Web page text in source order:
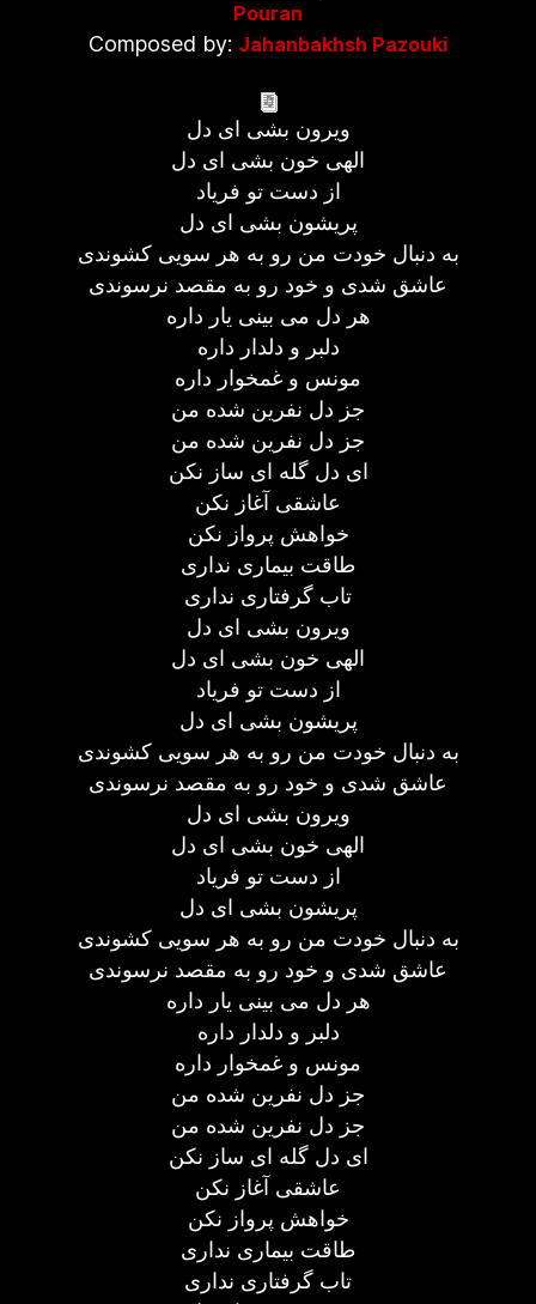
Pouran
Composed by: Jahanbakhsh Pazouki
ویرون بشی ای دل
الهی خون بشی ای دل
از دست تو فریاد
پریشون بشی ای دل
به دنبال خودت من رو به هر سویی کشوندی
عاشق شدی و خود رو به مقصد نرسوندی
هر دل می بینی یار داره
دلبر و دلدار داره
مونس و غمخوار داره
جز دل نفرین شده من
جز دل نفرین شده من
ای دل گله ای ساز نکن
عاشقی آغاز نکن
خواهش پرواز نکن
طاقت بیماری نداری
تاب گرفتاری نداری
ویرون بشی ای دل
الهی خون بشی ای دل
از دست تو فریاد
پریشون بشی ای دل
به دنبال خودت من رو به هر سویی کشوندی
عاشق شدی و خود رو به مقصد نرسوندی
ویرون بشی ای دل
الهی خون بشی ای دل
از دست تو فریاد
پریشون بشی ای دل
به دنبال خودت من رو به هر سویی کشوندی
عاشق شدی و خود رو به مقصد نرسوندی
هر دل می بینی یار داره
دلبر و دلدار داره
مونس و غمخوار داره
جز دل نفرین شده من
جز دل نفرین شده من
ای دل گله ای ساز نکن
عاشقی آغاز نکن
خواهش پرواز نکن
طاقت بیماری نداری
تاب گرفتاری نداری